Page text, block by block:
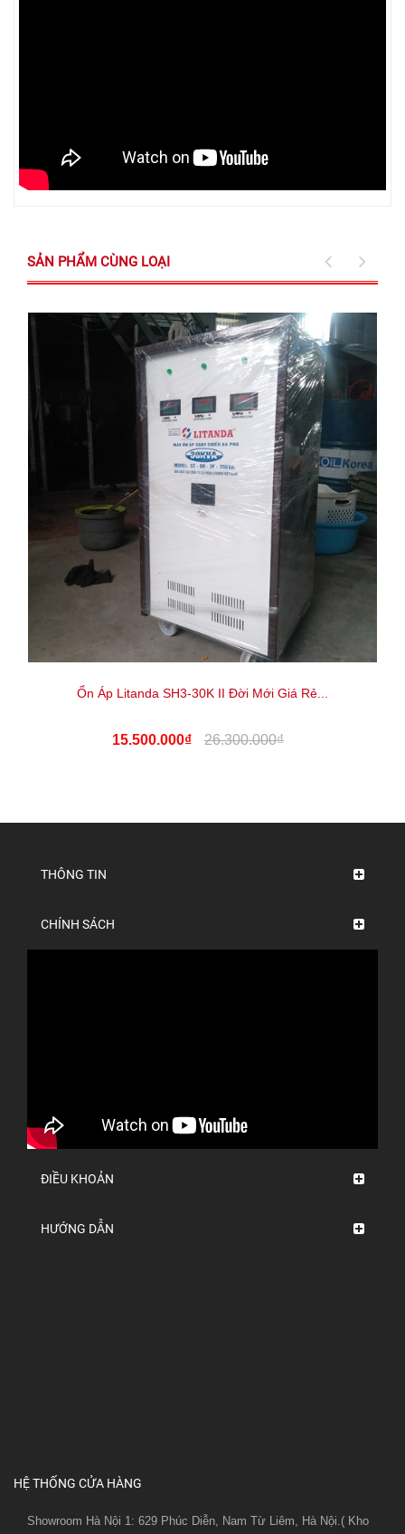
SẢN PHẨM CÙNG LOẠI
Ổn Áp Litanda SH3-30K II Đời Mới Giá Rẻ...
15.500.000₫ 26.300.000₫
THÔNG TIN
CHÍNH SÁCH
ĐIỀU KHOẢN
HƯỚNG DẪN
HỆ THỐNG CỬA HÀNG
Showroom Hà Nội 1: 629 Phúc Diễn, Nam Từ Liêm, Hà Nội.( Kho